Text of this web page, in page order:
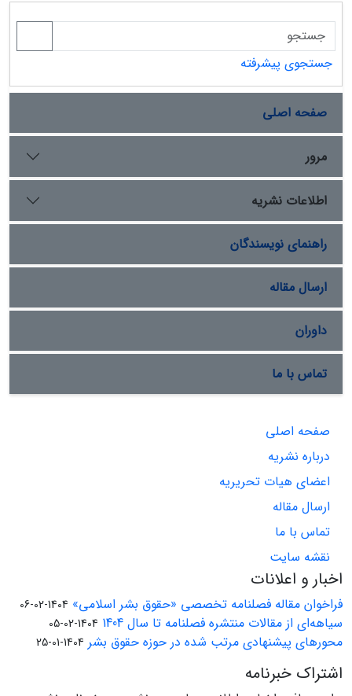
جستجوی پیشرفته
صفحه اصلی
مرور
اطلاعات نشریه
راهنمای نویسندگان
ارسال مقاله
داوران
تماس با ما
صفحه اصلی
درباره نشریه
اعضای هیات تحریریه
ارسال مقاله
تماس با ما
نقشه سایت
اخبار و اعلانات
فراخوان مقاله فصلنامه تخصصی «حقوق بشر اسلامی» 1404-02-06
سیاهه‌ای از مقالات منتشره فصلنامه تا سال 1404 1404-02-05
محورهای پیشنهادی مرتب شده در حوزه حقوق بشر 1404-01-25
اشتراک خبرنامه